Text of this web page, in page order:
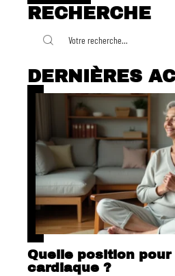
RECHERCHE
DERNIÈRES
Quelle position
cardiaque ?